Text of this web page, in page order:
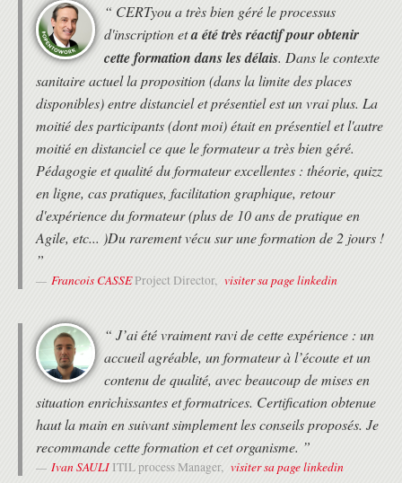
“ CERTyou a très bien géré le processus
d'inscription eta été très réactif pour obtenir
cette formation dans les délais. Dans le contexte
sanitaire actuel la proposition (dans la limite des places
disponibles) entre distanciel et présentiel est un vrai plus. La
moitié des participants (dont moi) était en présentiel et l'autre
moitié en distanciel ce que le formateur a très bien géré.
Pédagogie et qualité du formateur excellentes : théorie, quizz
en ligne, cas pratiques, facilitation graphique, retour
d'expérience du formateur (plus de 10 ans de pratique en
Agile, etc... )Du rarement vécu sur une formation de 2 jours !
”
Francois CASSE Project Director, visiter sa page linkedin
“ J’ai été vraiment ravi de cette expérience : un
accueil agréable, un formateur à l’écoute et un
contenu de qualité, avec beaucoup de mises en
situation enrichissantes et formatrices. Certification obtenue
haut la main en suivant simplement les conseils proposés. Je
recommande cette formation et cet organisme. ”
Ivan SAULIITIL process Manager, visiter sa page linkedin